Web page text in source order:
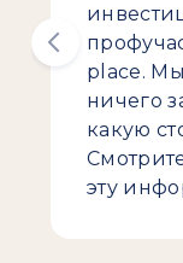
place.
ничего
какую
эту